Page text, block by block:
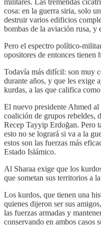
militares. Las tremendas
cosa: en la guerra siria, solo
destruir varios edificios
bombas de la aviación rusa, y
Pero el espectro político-
opositores de entonces tienen
Todavía más difícil: son muy
durante años, y que les exige
kurdas, a las que califica
El nuevo presidente Ahmed
coalición de grupos rebeldes,
Recep Tayyip Erdoğan. Pero
esto no se logrará si va a la
estos son las fuerzas más
Estado Islámico.
Al Sharaa exige que los
que sometan sus territorios a
Los kurdos, que tienen una
quienes dijeron ser sus
las fuerzas armadas y
conservando en ambos casos